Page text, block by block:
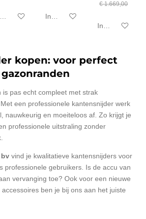
In winkelwagen
€ 1.669,00
In winkelwagen
kopen: voor perfect
is pas echt compleet met strak
een professionele kantensnijder werk
nauwkeurig en moeiteloos af. Zo krijgt je
professionele uitstraling zonder
vind je kwalitatieve kantensnijders voor
professionele gebruikers. Is de accu van
vervanging toe? Ook voor een nieuwe
ben je bij ons aan het juiste